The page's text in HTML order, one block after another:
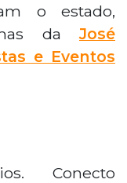
o estado,
daJosé
e Eventos
Conecto